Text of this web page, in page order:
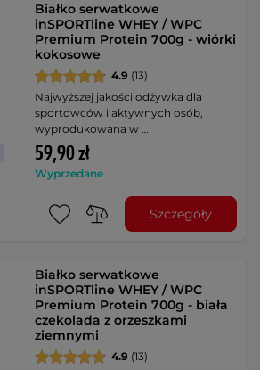
Białko serwatkowe
inSPORTline WHEY / WPC
Premium Protein 700g - wiórki
kokosowe
4.9 (13)
Najwyższej jakości odżywka dla
sportowców i aktywnych osób,
wyprodukowana w …
59,90 zł
Wyprzedane
Szczegóły
Białko serwatkowe
inSPORTline WHEY / WPC
Premium Protein 700g - biała
czekolada z orzeszkami
ziemnymi
4.9 (13)